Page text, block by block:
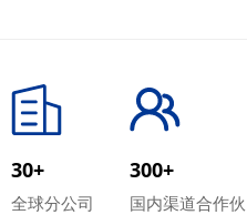
30+
全球分公司
300+
国内渠道合作伙